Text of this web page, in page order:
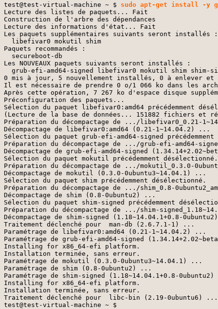
test@test-virtual-machine ~ $ sudo apt-get install -y
Lecture des listes de paquets... Fait
Construction de l'arbre des dépendances
Lecture des informations d'état... Fait
Les paquets supplémentaires suivants seront installés
  libefivar0 mokutil shim
Paquets recommandés :
  secureboot-db
Les NOUVEAUX paquets suivants seront installés :
grub-efi-amd64-signed libefivar0 mokutil shim shim-
0 mis à jour, 5 nouvellement installés, 0 à enlever et
Il est nécessaire de prendre 0 o/1 066 ko dans les
Après cette opération, 7 267 ko d'espace disque
Préconfiguration des paquets...
Sélection du paquet libefivar0:amd64 précédemment
(Lecture de la base de données... 151882 fichiers et
Préparation du décompactage de .../libefivar0_0.21-
Décompactage de libefivar0:amd64 (0.21-1~14.04.2) ...
Sélection du paquet grub-efi-amd64-signed
Préparation du décompactage de .../grub-efi-amd64-
Décompactage de grub-efi-amd64-signed
Sélection du paquet mokutil précédemment désélectionné.
Préparation du décompactage de .../mokutil_0.3.0-
Décompactage de mokutil (0.3.0-0ubuntu3~14.04.1) ...
Sélection du paquet shim précédemment désélectionné.
Préparation du décompactage de .../shim_0.8-
Décompactage de shim (0.8-0ubuntu2) ...
Sélection du paquet shim-signed précédemment
Préparation du décompactage de .../shim-
Décompactage de shim-signed (1.18~14.04.1+0.8-
Traitement déclenché pour  man-db (2.6.7.1-1) ...
Paramétrage de libefivar0:amd64 (0.21-1~14.04.2) ...
Paramétrage de grub-efi-amd64-signed
Installing for x86_64-efi platform.
Installation terminée, sans erreur.
Paramétrage de mokutil (0.3.0-0ubuntu3~14.04.1) ...
Paramétrage de shim (0.8-0ubuntu2) ...
Paramétrage de shim-signed (1.18~14.04.1+0.8-
Installing for x86_64-efi platform.
Installation terminée, sans erreur.
Traitement déclenché pour  libc-bin (2.19-0ubuntu6) ...
test@test-virtual-machine ~ $